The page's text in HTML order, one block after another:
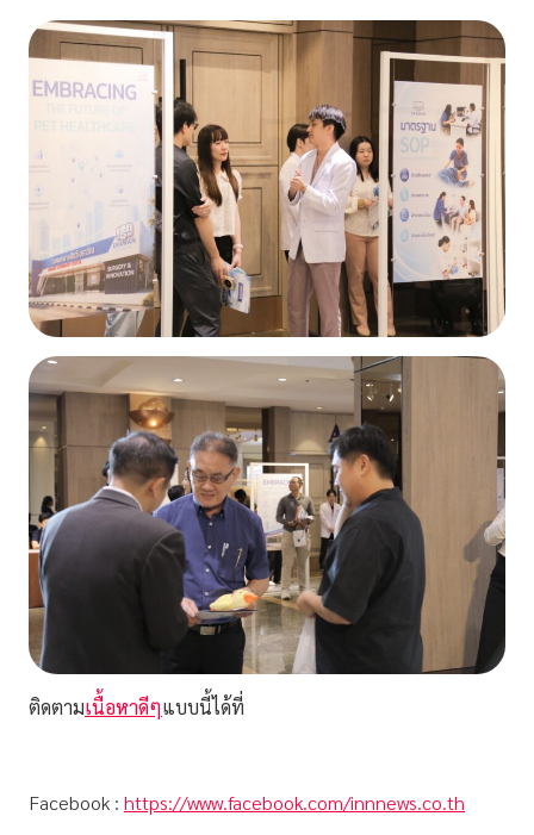
ติดตามเนื้อหาดีๆแบบนี้ได้ที่
Facebook : https://www.facebook.com/innnews.co.th